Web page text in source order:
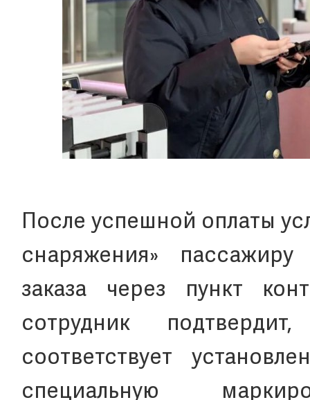
После успешной оплаты
снаряжения»
заказа через пункт
сотрудник
соответствует
специальную